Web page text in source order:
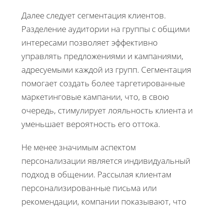
Далее следует сегментация клиентов.
Разделение аудитории на группы с общими
интересами позволяет эффективно
управлять предложениями и кампаниями,
адресуемыми каждой из групп. Сегментация
помогает создать более таргетированные
маркетинговые кампании, что, в свою
очередь, стимулирует лояльность клиента и
уменьшает вероятность его оттока.
Не менее значимым аспектом
персонализации является индивидуальный
подход в общении. Рассылая клиентам
персонализированные письма или
рекомендации, компании показывают, что